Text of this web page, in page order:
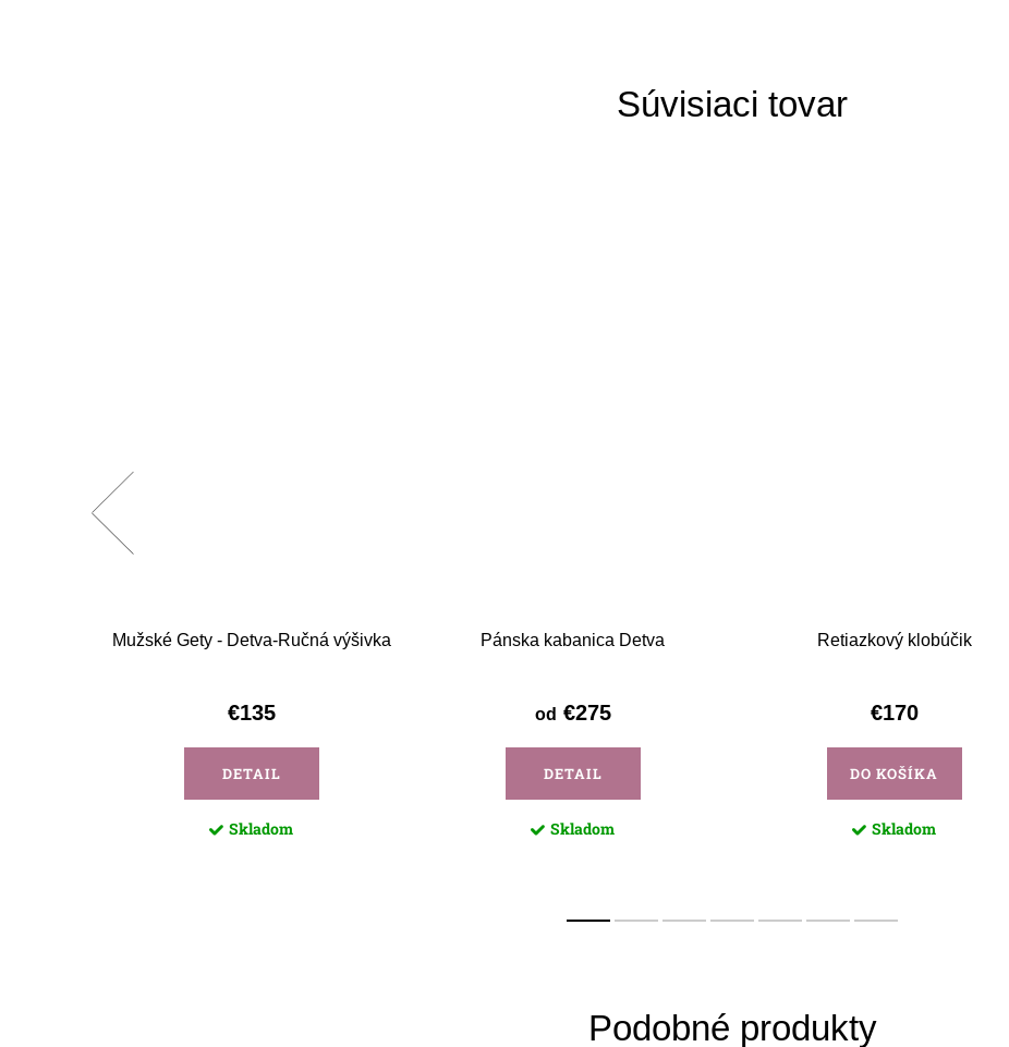
Súvisiaci tovar
Mužské Gety - Detva-Ručná výšivka
€135
DETAIL
Skladom
Pánska kabanica Detva
od €275
DETAIL
Skladom
Retiazkový klobúčik
€170
DO KOŠÍKA
Skladom